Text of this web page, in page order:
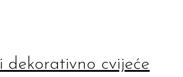
dekorativno cvijeće